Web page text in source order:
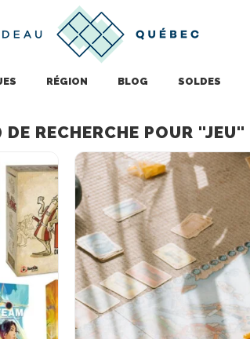
RÉGION BLOG SOLDES
RECHERCHE POUR "JEU"